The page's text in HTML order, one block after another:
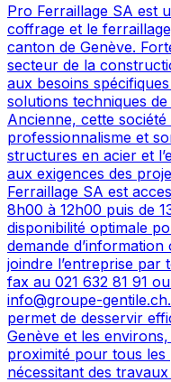
Pro Ferraillage SA est
coffrage et le
canton de Genève.
secteur de la
aux besoins
solutions techniques
Ancienne, cette
professionnalisme et
structures en acier et
aux exigences des
Ferraillage SA est
8h00 à 12h00 puis de
disponibilité optimale
demande
joindre l’entreprise par
fax au 021 632 81 91
info@groupe-
permet de desservir
Genève et les
proximité pour tous
nécessitant des